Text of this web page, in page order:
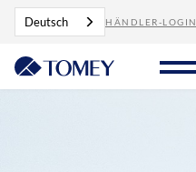
Deutsch HÄNDLER-LOGIN